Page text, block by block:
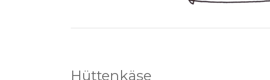
Hüttenkäse